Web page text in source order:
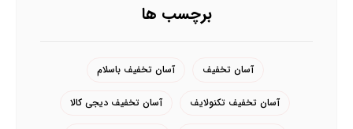
برچسب ها
آسان تخفیف آسان تخفیف باسلام
آسان تخفیف تکنولایف آسان تخفیف دیجی کالا